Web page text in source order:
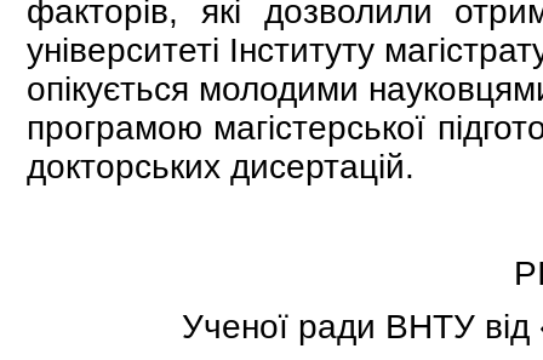
факторів, які дозволили
університеті Інституту
опікується молодими
програмою магістерської
докторських дисертацій.
Ученої ради ВНТУ від